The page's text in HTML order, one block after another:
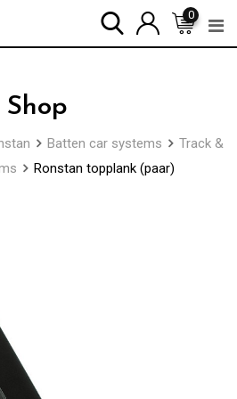
0
Shop
Batten car systems
Track &
Ronstan topplank (paar)